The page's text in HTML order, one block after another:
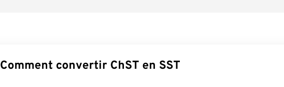
Comment convertir ChST en SST